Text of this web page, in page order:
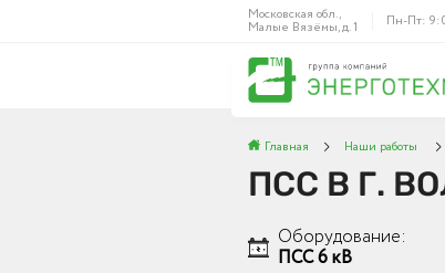
Московская обл.,
Малые Вязёмы, д. 1 Пн-Пт:
Главная Наши работы
ПСС В Г.
Оборудование:
ПСС 6 кВ